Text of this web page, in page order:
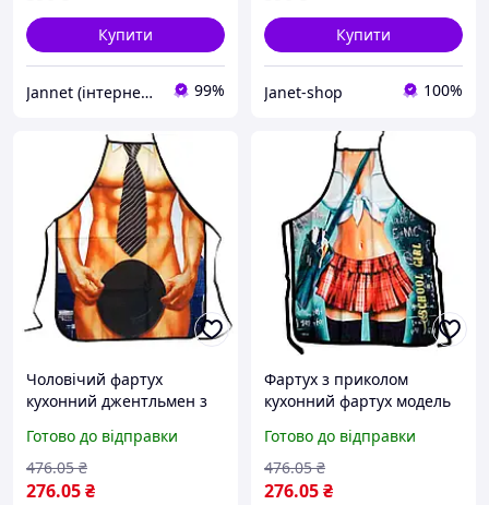
Купити
Jannet (інтернет-магазин) 99%
Купити
Janet-shop 100%
Чоловічий фартух
кухонний джентльмен з
стильний подарунок для
чоловіка на кухню
Готово до відправки
276.05₴
476.05 ₴
Фартух з приколом
кухонний фартух модель
стильний дизайн для
кухні з кишенею
Готово до відправки
276.05₴
476.05 ₴